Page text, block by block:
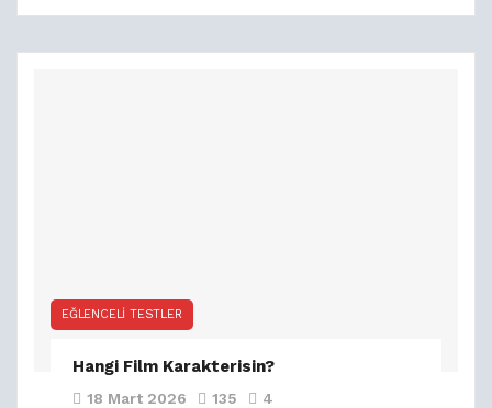
EĞLENCELI TESTLER
Hangi Film Karakterisin?
18 Mart 2026 135 4